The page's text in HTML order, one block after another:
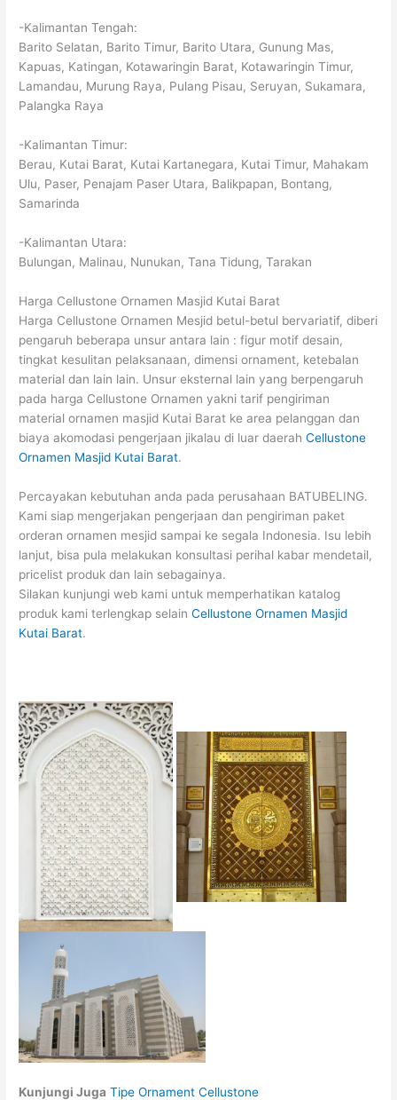
-Kalimantan Tengah:
Barito Selatan, Barito Timur, Barito Utara, Gunung Mas,
Kapuas, Katingan, Kotawaringin Barat, Kotawaringin Timur,
Lamandau, Murung Raya, Pulang Pisau, Seruyan, Sukamara,
Palangka Raya
-Kalimantan Timur:
Berau, Kutai Barat, Kutai Kartanegara, Kutai Timur, Mahakam
Ulu, Paser, Penajam Paser Utara, Balikpapan, Bontang,
Samarinda
-Kalimantan Utara:
Bulungan, Malinau, Nunukan, Tana Tidung, Tarakan
Harga Cellustone Ornamen Masjid Kutai Barat
Harga Cellustone Ornamen Mesjid betul-betul bervariatif, diberi
pengaruh beberapa unsur antara lain : figur motif desain,
tingkat kesulitan pelaksanaan, dimensi ornament, ketebalan
material dan lain lain. Unsur eksternal lain yang berpengaruh
pada harga Cellustone Ornamen yakni tarif pengiriman
material ornamen masjid Kutai Barat ke area pelanggan dan
biaya akomodasi pengerjaan jikalau di luar daerahCellustone
Ornamen Masjid Kutai Barat.
Percayakan kebutuhan anda pada perusahaan BATUBELING.
Kami siap mengerjakan pengerjaan dan pengiriman paket
orderan ornamen mesjid sampai ke segala Indonesia. Isu lebih
lanjut, bisa pula melakukan konsultasi perihal kabar mendetail,
pricelist produk dan lain sebagainya.
Silakan kunjungi web kami untuk memperhatikan katalog
produk kami terlengkap selainCellustone Ornamen Masjid
Kutai Barat.
Kunjungi Juga Tipe Ornament Cellustone